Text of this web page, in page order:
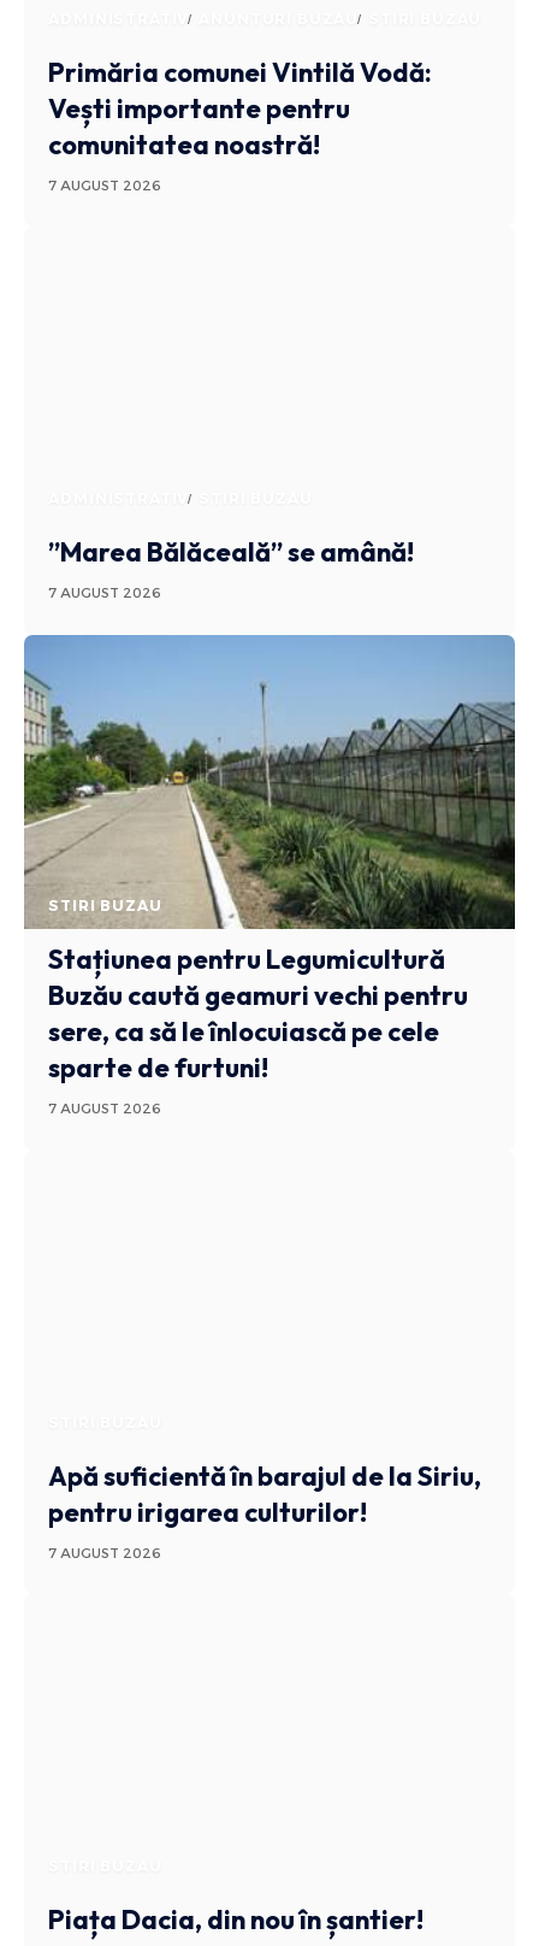
ADMINISTRATIV ANUNTURI BUZAU
Primăria comunei Vintilă Vodă:
Vești importante pentru
comunitatea noastră!
7 AUGUST 2026
ADMINISTRATIV
”Marea Bălăceală” se amână!
7 AUGUST 2026
STIRI BUZAU
Stațiunea pentru Legumicultură
Buzău caută geamuri vechi pentru
sere, ca să le înlocuiască pe cele
sparte de furtuni!
7 AUGUST 2026
Apă suficientă în barajul de la Siriu,
pentru irigarea culturilor!
7 AUGUST 2026
Piața Dacia, din nou în șantier!